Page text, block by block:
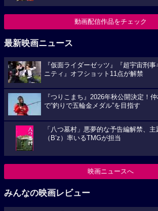
動画配信作品をチェック
最新映画ニュース
『仮面ライダーゼッツ』『超宇宙刑
ニティ』オフショット11点が解禁
『つりこまち』2026年秋公開決定！
で“釣りで五輪金メダル”を目指す
「八つ墓村」悪夢的な予告編解禁、
（B’z）率いるTMGが担当
映画ニュースへ
みんなの映画レビュー